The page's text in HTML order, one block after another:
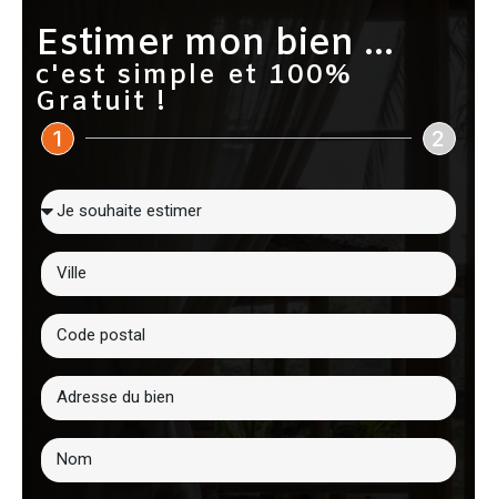
Estimer mon bien ...
c'est simple et 100%
Gratuit !
1 2